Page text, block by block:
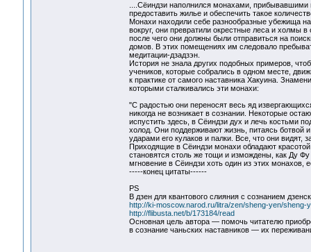
....Сёиндзи наполнился монахами, прибывавшими
предоставить жилье и обеспечить такое
Монахи находили себе разнообразные убежища
вокруг, они превратили окрестные леса и холмы
после чего они должны были отправиться на
домов. В этих помещениях им следовало
медитации-дзадзэн.
История не знала других подобных примеров,
учеников, которые собрались в одном месте,
к практике от самого наставника Хакуина.
которыми сталкивались эти монахи:
"С радостью они переносят весь яд
никогда не возникает в сознании. Некоторые
испустить здесь, в Сёиндзи дух и лечь костьми
холод. Они поддерживают жизнь, питаясь ботвой
ударами его кулаков и палки. Все, что они видят,
Приходящие в Сёиндзи монахи обладают
становятся столь же тощи и измождены, как Ду
мгновение в Сёиндзи хоть один из этих монахов,
-----конец цитаты------
PS
В дзен для квантового слияния с сознанием
http://ki-moscow.narod.ru/litra/zen/sheng-yen/sheng-
http://flibusta.net/b/173184/read
Основная цель автора — помочь читателю
в сознание чаньских наставников — их